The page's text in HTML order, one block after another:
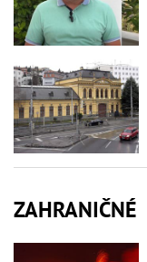
ZAHRANIČNÉ